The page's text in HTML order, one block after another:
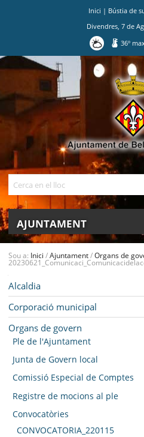
Inici | Bústia de
Divendres 7 de
36º
AJUNTAMENT
BELL-LLOC SOLUCIONA
Sou a: Inici /Ajuntament/Organs de
Alcaldia
Corporació municipal
Organs de govern
Ple de l'Ajuntament
Junta de Govern local
Comissió Especial de Comptes
Registre de mocions al ple
Convocatòries
CONVOCATORIA_220115